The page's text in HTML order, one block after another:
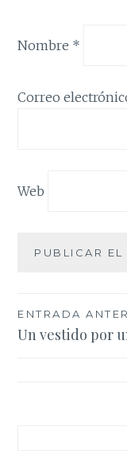
Nombre *
Correo
Web
Navegación
de
ENTRADA
Un vestido por